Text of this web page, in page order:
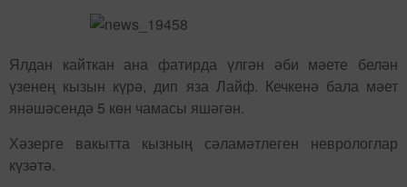
Ялдан кайткан ана фатирда үлгән әби мәете белән
үзенең кызын күрә, дип яза Лайф. Кечкенә бала мәет
янәшәсендә 5 көн чамасы яшәгән.
Хәзерге вакытта кызның сәламәтлеген неврологлар
күзәтә.